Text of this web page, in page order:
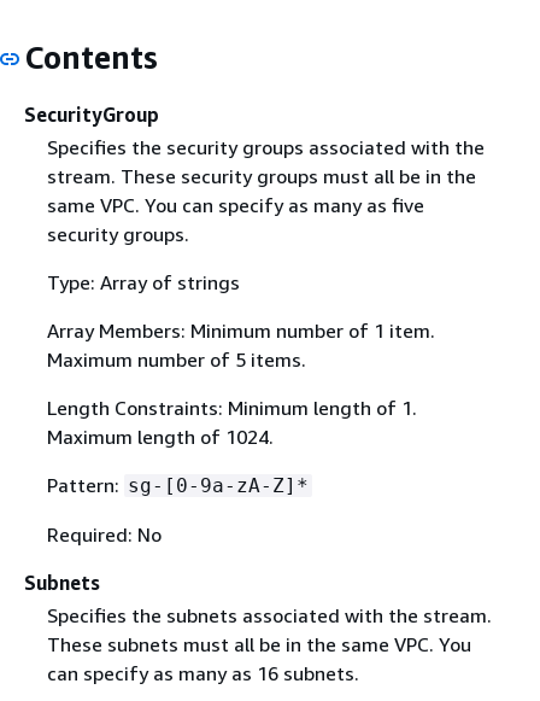
Contents
SecurityGroup
Specifies the security groups associated with the
stream. These security groups must all be in the
same VPC. You can specify as many as five
security groups.
Type: Array of strings
Array Members: Minimum number of 1 item.
Maximum number of 5 items.
Length Constraints: Minimum length of 1.
Maximum length of 1024.
Pattern: sg-[0-9a-zA-Z]*
Required: No
Subnets
Specifies the subnets associated with the stream.
These subnets must all be in the same VPC. You
can specify as many as 16 subnets.